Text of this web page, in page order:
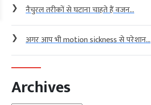
❯ नैचुरल तरीकों से घटाना चाहते हैं वजन...
❯ अगर आप भी motion sickness से परेशान...
Archives